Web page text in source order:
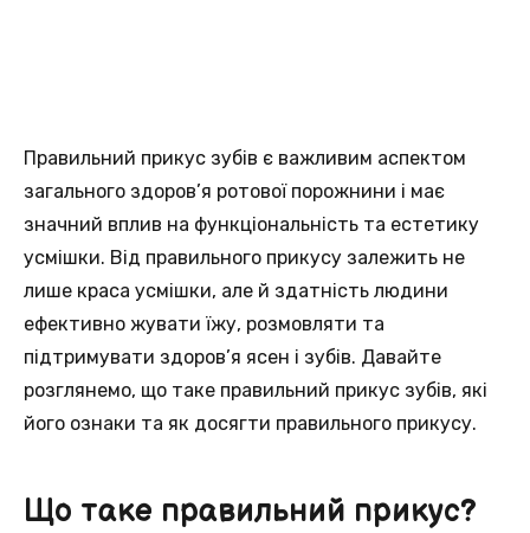
Правильний прикус зубів є важливим аспектом
загального здоров’я ротової порожнини і має
значний вплив на функціональність та естетику
усмішки. Від правильного прикусу залежить не
лише краса усмішки, але й здатність людини
ефективно жувати їжу, розмовляти та
підтримувати здоров’я ясен і зубів. Давайте
розглянемо, що таке правильний прикус зубів, які
його ознаки та як досягти правильного прикусу.
Що таке правильний прикус?